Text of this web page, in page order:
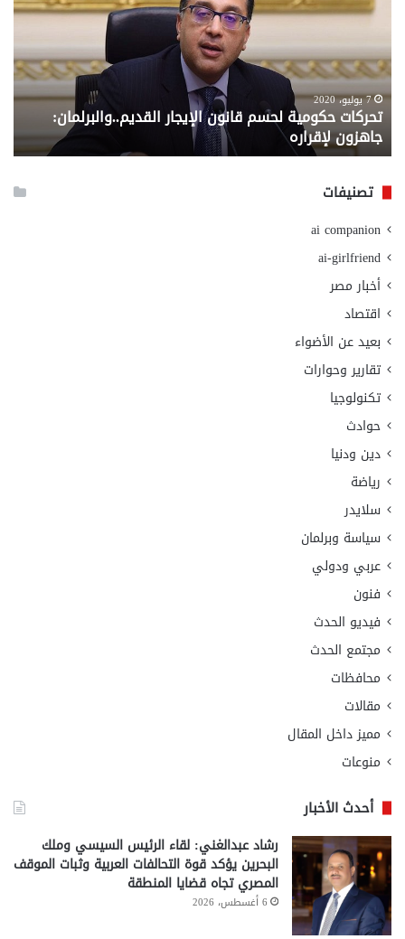
قانون
القديم..والبرلمان:
جاهزون
لإقراره
7 يوليو، 2020
تحركات حكومية لحسم قانون الإيجار القديم..والبرلمان:
جاهزون لإقراره
من
تصنيفات
ai companion
ai-girlfriend
أخبار مصر
اقتصاد
بعيد عن الأضواء
تقارير وحوارات
تكنولوجيا
حوادث
دين ودنيا
رياضة
سلايدر
سياسة وبرلمان
عربي ودولي
فنون
فيديو الحدث
مجتمع الحدث
محافظات
مقالات
مميز داخل المقال
منوعات
أحدث الأخبار
رشاد عبدالغني: لقاء الرئيس السيسي وملك
البحرين يؤكد قوة التحالفات العربية وثبات الموقف
المصري تجاه قضايا المنطقة
6 أغسطس، 2026